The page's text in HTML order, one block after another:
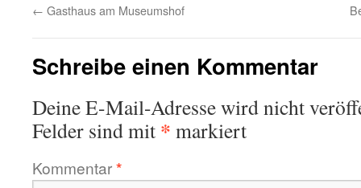
← Gasthaus am Museumshof
Schreibe einen Kommentar
Deine E-Mail-Adresse wird nicht
Felder sind mit * markiert
Kommentar*